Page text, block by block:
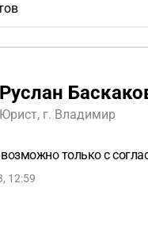
Руслан
Юрист, г. Владимир
только с
12:59